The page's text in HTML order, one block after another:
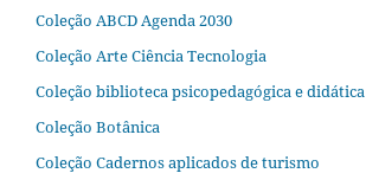
Coleção ABCD Agenda 2030
Coleção Arte Ciência Tecnologia
Coleção biblioteca psicopedagógica e didática
Coleção Botânica
Coleção Cadernos aplicados de turismo